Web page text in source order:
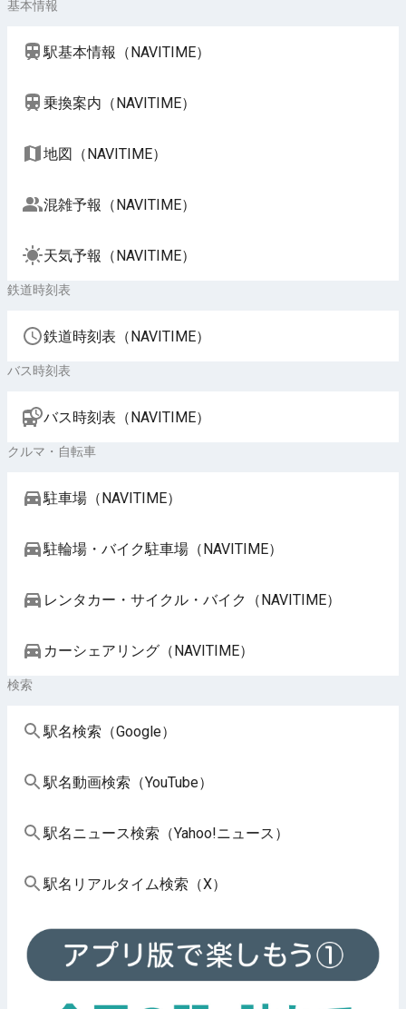
基本情報
駅基本情報（NAVITIME）
乗換案内（NAVITIME）
地図（NAVITIME）
混雑予報（NAVITIME）
天気予報（NAVITIME）
鉄道時刻表
鉄道時刻表（NAVITIME）
バス時刻表
バス時刻表（NAVITIME）
クルマ・自転車
駐車場（NAVITIME）
駐輪場・バイク駐車場（NAVITIME）
レンタカー・サイクル・バイク（NAVITIME）
カーシェアリング（NAVITIME）
検索
駅名検索（Google）
駅名動画検索（YouTube）
駅名ニュース検索（Yahoo!ニュース）
駅名リアルタイム検索（X）